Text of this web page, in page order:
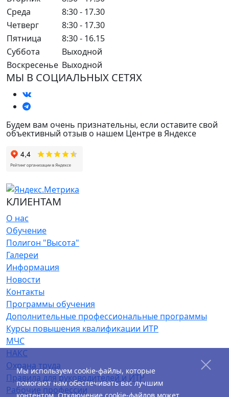
Среда
8:30 - 17.30
Четверг
8:30 - 17.30
Пятница
8:30 - 16.15
Суббота
Выходной
Воскресенье Выходной
МЫ В СОЦИАЛЬНЫХ СЕТЯХ
Будем вам очень признательны, если оставите свой
объективный отзыв о нашем Центре в Яндексе
КЛИЕНТАМ
О нас
Обучение
Полигон "Высота"
Галереи
Информация
Новости
Контакты
Программы обучения
Дополнительные профессиональные программы
Курсы повышения квалификации ИТР
МЧС
НАКС
Охрана труда
Правила для руководителей и ИТР
Рабочие профессии
Мы используем cookie-файлы, которые
помогают нам обеспечивать вас лучшим